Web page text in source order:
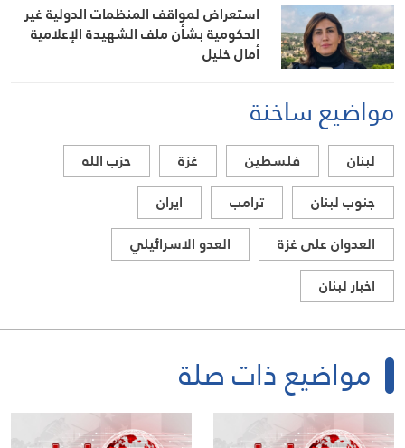
استعراض لمواقف المنظمات الدولية غير
الحكومية بشأن ملف الشهيدة الإعلامية
أمال خليل
مواضيع ساخنة
لبنان فلسطين غزة
حزب الله
جنوب لبنان
ترامب
ايران
العدوان على غزة
العدو الاسرائيلي
اخبار لبنان
مواضيع ذات صلة